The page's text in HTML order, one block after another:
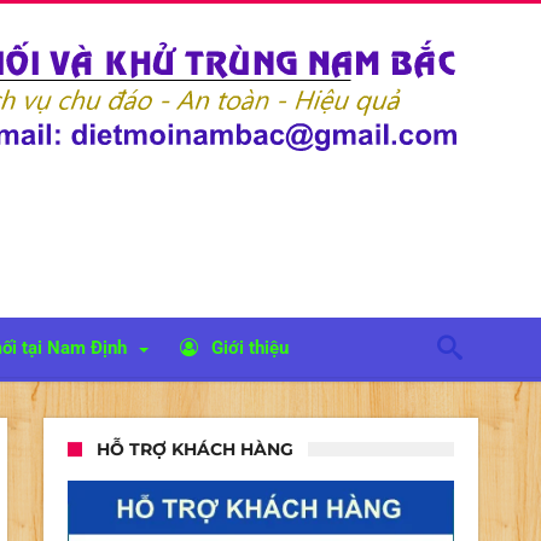
tại Nam Định Giới thiệu
HỖ TRỢ KHÁCH HÀNG